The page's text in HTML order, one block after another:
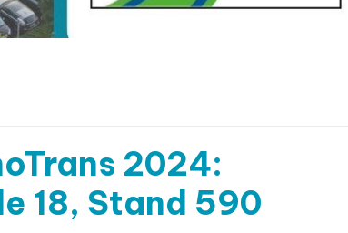
2024:
18, Stand 590